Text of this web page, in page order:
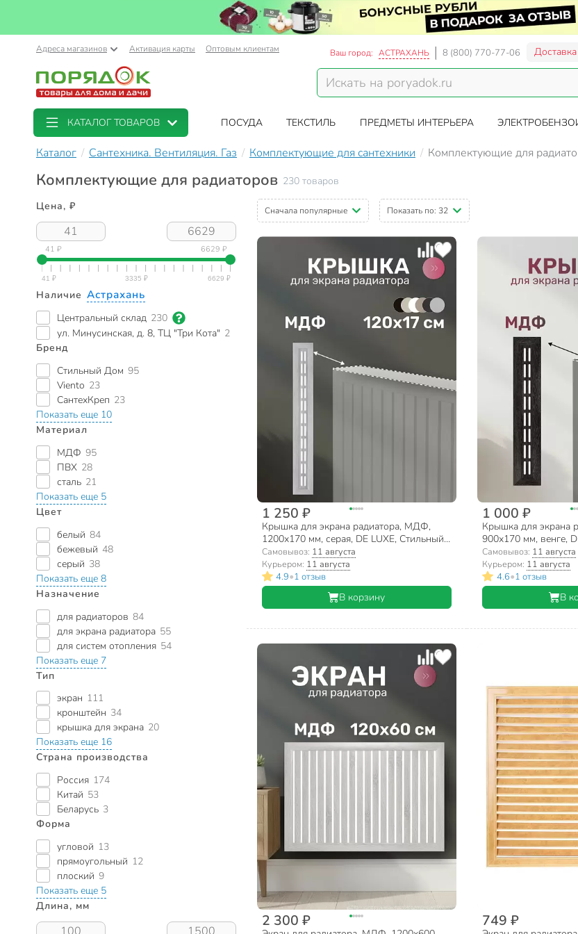
Адреса магазинов Активация карты Оптовым клиентам Ваш город: АСТРАХАНЬ 8 (800) 770-77-06
КАТАЛОГ ТОВАРОВ ПОСУДА ТЕКСТИЛЬ ПРЕДМЕТЫ ИНТЕРЬЕРА
Каталог Сантехника. Вентиляция. Газ Комплектующие для сантехники Комплектующие для
Комплектующие для радиаторов 230 товаров
Цена, ₽
41 ₽ 6629 ₽
Наличие Астрахань
Центральный склад 230
ул. Минусинская, д. 8, ТЦ "Три Кота" 2
Бренд
Стильный Дом 95
Viento 23
СантехКреп 23
Показать еще 10
Материал
МДФ 95
ПВХ 28
сталь 21
Показать еще 5
Цвет
белый 84
бежевый 48
серый 38
Показать еще 8
Назначение
для радиаторов 84
для экрана радиатора 55
для систем отопления 54
Показать еще 7
Тип
экран 111
кронштейн 34
крышка для экрана 20
Показать еще 16
Страна производства
Россия 174
Китай 53
Беларусь 3
Форма
угловой 13
прямоугольный 12
плоский 9
Показать еще 5
Длина, мм
Сначала популярные Показать по: 32
1 250 ₽
Крышка для экрана радиатора, МДФ,
1200х170 мм, серая, DE LUXE, Стильный
Дом
Самовывоз: 11 августа
Курьером: 11 августа
4.9•1 отзыв
В корзину
1 000 ₽
Крышка для экрана
900х170 мм, венге,
Дом
Самовывоз: 11 августа
Курьером: 11 августа
4.6•1 отзыв
В
2 300 ₽ 749 ₽